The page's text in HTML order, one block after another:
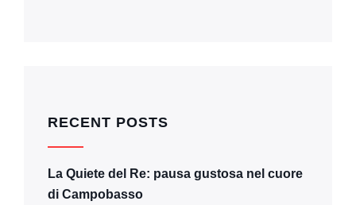
RECENT POSTS
La Quiete del Re: pausa gustosa nel cuore
di Campobasso